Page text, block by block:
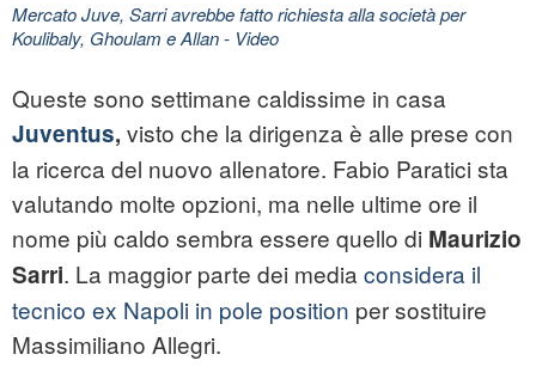
Mercato Juve, Sarri avrebbe fatto richiesta alla società per
Koulibaly, Ghoulam e Allan- Video
Queste sono settimane caldissime in casa
Juventus, visto che la dirigenza è alle prese con
la ricerca del nuovo allenatore. Fabio Paratici sta
valutando molte opzioni, ma nelle ultime ore il
nome più caldo sembra essere quello di Maurizio
Sarri. La maggior parte dei media considera il
tecnico ex Napoli in pole position per sostituire
Massimiliano Allegri.